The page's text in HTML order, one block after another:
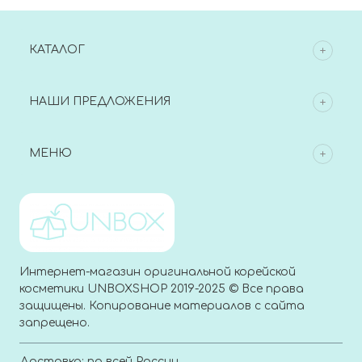
КАТАЛОГ
НАШИ ПРЕДЛОЖЕНИЯ
МЕНЮ
Интернет-магазин оригинальной корейской
косметики UNBOXSHOP 2019-2025 © Все права
защищены. Копирование материалов с сайта
запрещено.